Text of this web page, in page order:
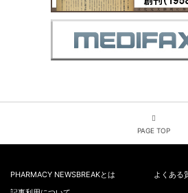
PAGE TOP
PHARMACY NEWSBREAKとは
よくある